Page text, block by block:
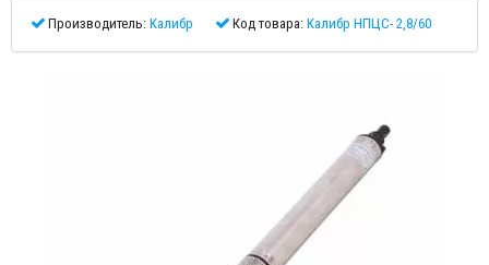
Производитель: Калибр Код товара: Калибр НПЦС- 2,8/60